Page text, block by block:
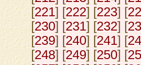
[221] [222] [223] [
[230] [231] [232] [
[239] [240] [241] [
[248] [249] [250] [